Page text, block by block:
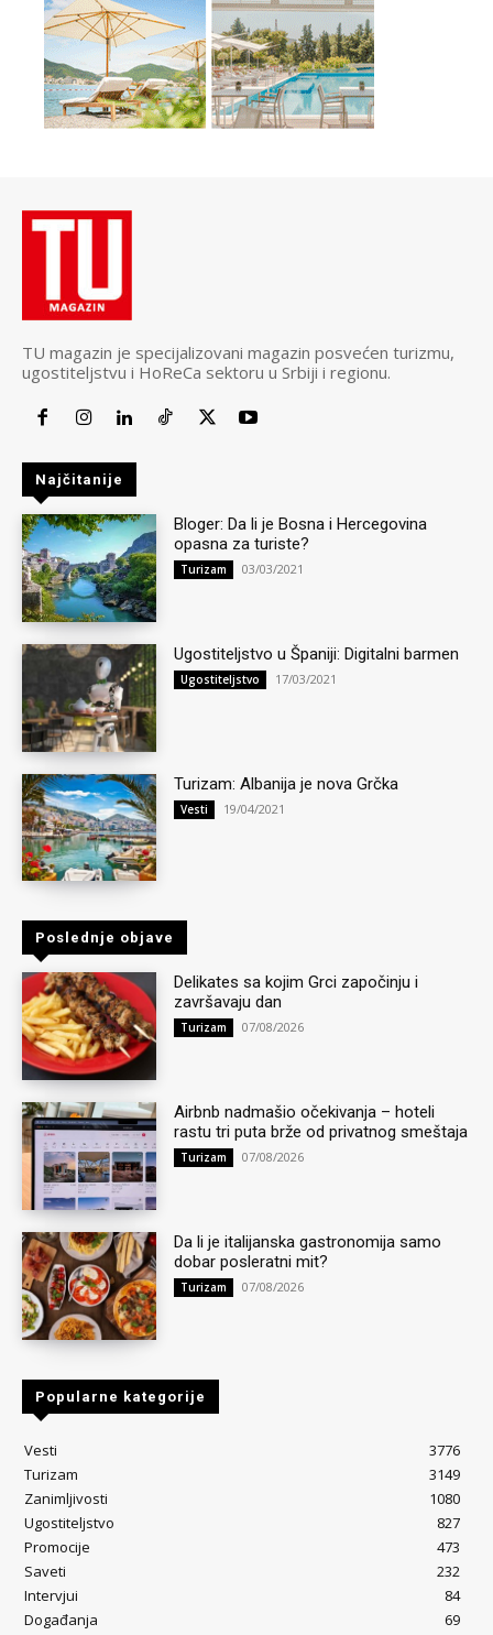
TU magazin je specijalizovani magazin posvećen turizmu,
ugostiteljstvu i HoReCa sektoru u Srbiji i regionu.
Najčitanije
Bloger: Da li je Bosna i Hercegovina
opasna za turiste?
Turizam 03/03/2021
Ugostiteljstvo u Španiji: Digitalni barmen
Ugostiteljstvo 17/03/2021
Turizam: Albanija je nova Grčka
Vesti 19/04/2021
Poslednje objave
Delikates sa kojim Grci započinju i
završavaju dan
Turizam 07/08/2026
Airbnb nadmašio očekivanja – hoteli
rastu tri puta brže od privatnog smeštaja
Turizam 07/08/2026
Da li je italijanska gastronomija samo
dobar posleratni mit?
Turizam 07/08/2026
Popularne kategorije
Vesti
3776
Turizam
3149
Zanimljivosti
1080
Ugostiteljstvo
827
Promocije
473
Saveti
232
Intervjui
84
Događanja
69